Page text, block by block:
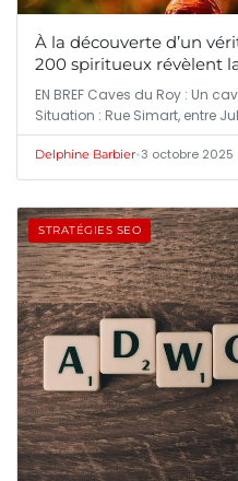
À la découverte d’un
200 spiritueux révèlent
EN BREF Caves du Roy : Un
Situation : Rue Simart, entre
Delphine Barbier•3 octobre 2025
STRATÉGIES SEO